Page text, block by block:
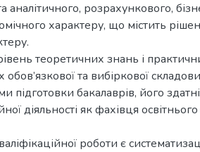
аналітичного, розрахункового,
характеру, що містить
теоретичних знань і
та вибіркової
підготовки бакалаврів, його
діяльності як фахівця
роботи є